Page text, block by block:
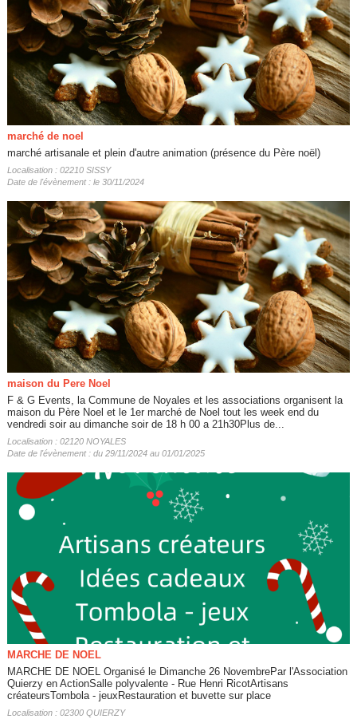
marché de noel
marché artisanale et plein d'autre animation (présence du Père noël)
Localisation : 02210 SISSY
Date de l'évènement : le 30/11/2024
maison du Pere Noel
F & G Events, la Commune de Noyales et les associations organisent la
maison du Père Noel et le 1er marché de Noel tout les week end du
vendredi soir au dimanche soir de 18 h 00 a 21h30Plus de...
Localisation : 02120 NOYALES
Date de l'évènement : du 29/11/2024 au 01/01/2025
MARCHE DE NOEL
MARCHE DE NOEL Organisé le Dimanche 26 NovembrePar l'Association
Quierzy en ActionSalle polyvalente - Rue Henri RicotArtisans
créateursTombola - jeuxRestauration et buvette sur place
Localisation : 02300 QUIERZY